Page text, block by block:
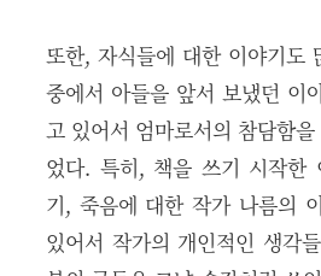
또한, 자식들에 대한 이야기도
중에서 아들을 앞서 보냈던 이
고 있어서 엄마로서의 참담함
었다. 특히, 책을 쓰기 시작한
기, 죽음에 대한 작가 나름의
있어서 작가의 개인적인 생각